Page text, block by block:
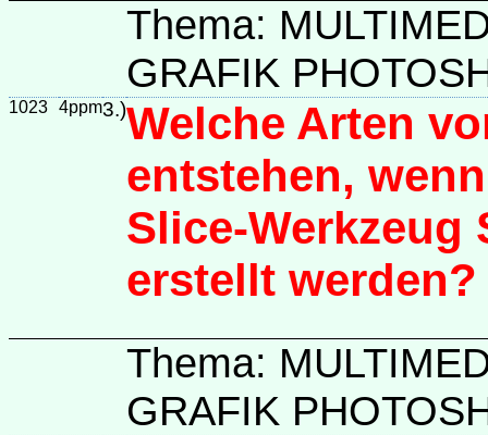
Thema:
GRAFIK
1023 4ppm3.)Welche Arten
entstehen,
Slice-Werkzeug
erstellt werden?
Thema:
GRAFIK